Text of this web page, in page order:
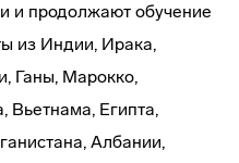
и продолжают обучение
из Индии, Ирака,
Ганы, Марокко,
Вьетнама, Египта,
Албании,